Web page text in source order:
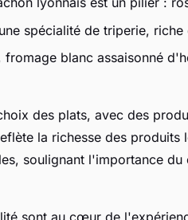
spécialité de triperie, riche
fromage blanc assaisonné
des plats, avec des
la richesse des
soulignant l'importance
sont au cœur de